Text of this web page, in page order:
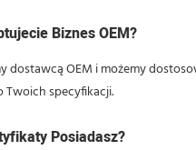
Biznes OEM?
dostawcą OEM i możemy
specyfikacji.
Posiadasz?